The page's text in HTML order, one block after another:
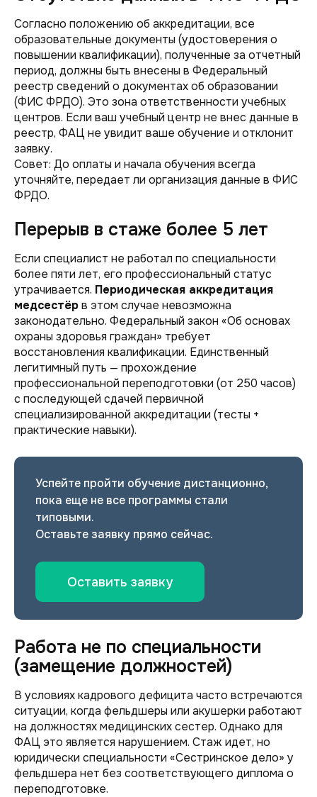
Согласно положению об аккредитации, все
образовательные документы (удостоверения о
повышении квалификации), полученные за отчетный
период, должны быть внесены в Федеральный
реестр сведений о документах об образовании
(ФИС ФРДО). Это зона ответственности учебных
центров. Если ваш учебный центр не внес данные в
реестр, ФАЦ не увидит ваше обучение и отклонит
заявку.
Совет: До оплаты и начала обучения всегда
уточняйте, передает ли организация данные в ФИС
ФРДО.
Перерыв в стаже более 5 лет
Если специалист не работал по специальности
более пяти лет, его профессиональный статус
утрачивается. Периодическая аккредитация
медсестёрв этом случае невозможна
законодательно. Федеральный закон «Об основах
охраны здоровья граждан» требует
восстановления квалификации. Единственный
легитимный путь — прохождение
профессиональной переподготовки (от 250 часов)
с последующей сдачей первичной
специализированной аккредитации (тесты +
практические навыки).
Успейте пройти обучение дистанционно,
пока еще не все программы стали
типовыми.
Оставьте заявку прямо сейчас.
Оставить заявку
Работа не по специальности
(замещение должностей)
В условиях кадрового дефицита часто встречаются
ситуации, когда фельдшеры или акушерки работают
на должностях медицинских сестер. Однако для
ФАЦ это является нарушением. Стаж идет, но
юридически специальности «Сестринское дело» у
фельдшера нет без соответствующего диплома о
переподготовке.